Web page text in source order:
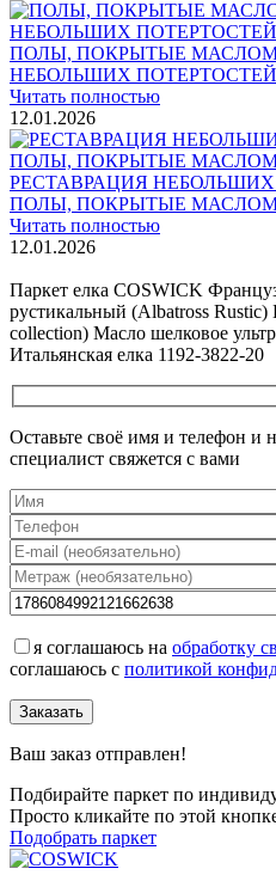
ПОЛЫ, ПОКРЫТЫЕ
НЕБОЛЬШИХ ПОТЕРТОСТЕЙ
Читать полностью
12.01.2026
РЕСТАВРАЦИЯ
ПОЛЫ, ПОКРЫТЫЕ
Читать полностью
12.01.2026
Паркет елка COSWICK
рустикальный (Albatross
collection) Масло шелковое
Итальянская елка 1192-3822-20
Оставьте своё имя и телефон и
специалист свяжется с вами
я соглашаюсь на обработку
соглашаюсь с политикой
Заказать
Ваш заказ отправлен!
Подбирайте паркет по
Просто кликайте по этой
Подобрать паркет